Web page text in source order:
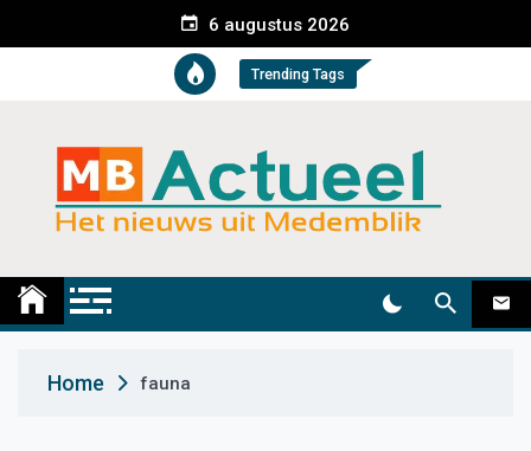
e
t
6 augustus 2026
Trending Tags
Medemblik Actueel
Home fauna